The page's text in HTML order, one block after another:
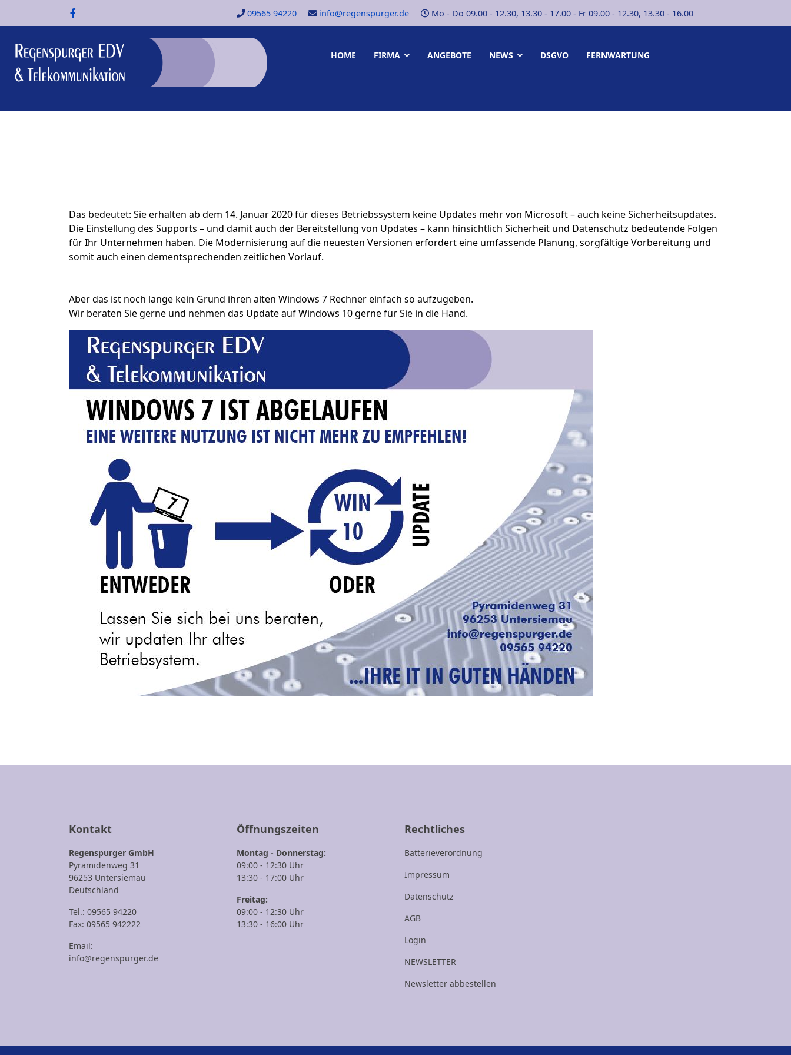
09565 94220 info@regenspurger.de Mo - Do 09.00 - 12.30, 13.30 - 17.00 - Fr 09.00 - 12.30, 13.30 - 16.00
HOME FIRMA ANGEBOTE NEWS DSGVO FERNWARTUNG
Das bedeutet: Sie erhalten ab dem 14. Januar 2020 für dieses Betriebssystem keine Updates mehr von Microsoft – auch keine Sicherheitsupdates.
Die Einstellung des Supports – und damit auch der Bereitstellung von Updates – kann hinsichtlich Sicherheit und Datenschutz bedeutende Folgen
für Ihr Unternehmen haben. Die Modernisierung auf die neuesten Versionen erfordert eine umfassende Planung, sorgfältige Vorbereitung und
somit auch einen dementsprechenden zeitlichen Vorlauf.
Aber das ist noch lange kein Grund ihren alten Windows 7 Rechner einfach so aufzugeben.
Wir beraten Sie gerne und nehmen das Update auf Windows 10 gerne für Sie in die Hand.
Kontakt
Regenspurger GmbH
Pyramidenweg 31
96253 Untersiemau
Deutschland
Tel.: 09565 94220
Fax: 09565 942222
Email:
info@regenspurger.de
Öffnungszeiten
Montag - Donnerstag:
09:00 - 12:30 Uhr
13:30 - 17:00 Uhr
Freitag:
09:00 - 12:30 Uhr
13:30 - 16:00 Uhr
Rechtliches
Batterieverordnung
Impressum
Datenschutz
AGB
Login
NEWSLETTER
Newsletter abbestellen